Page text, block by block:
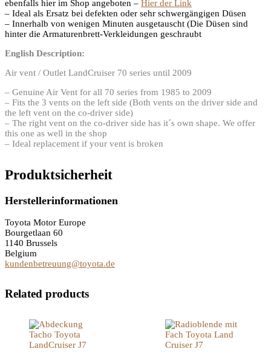
ebenfalls hier im Shop angeboten – Hier der Link
– Ideal als Ersatz bei defekten oder sehr schwergängigen Düsen
– Innerhalb von wenigen Minuten ausgetauscht (Die Düsen sind
hinter die Armaturenbrett-Verkleidungen geschraubt
English Description:
Air vent / Outlet LandCruiser 70 series until 2009
– Genuine Air Vent for all 70 series from 1985 to 2009
– Fits the 3 vents on the left side (Both vents on the driver side and
the left vent on the co-driver side)
– The right vent on the co-driver side has it´s own shape. We offer
this one as well in the shop
– Ideal replacement if your vent is broken
Produktsicherheit
Herstellerinformationen
Toyota Motor Europe
Bourgetlaan 60
1140 Brussels
Belgium
kundenbetreuung@toyota.de
Related products